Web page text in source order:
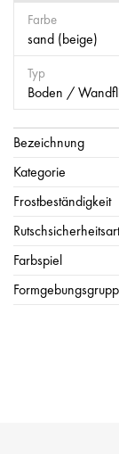
Farbe
sand (beige)
Typ
Boden /
Bezeichnung
Kategorie
Frostbeständigkeit
Rutschsicherheitsart
Farbspiel